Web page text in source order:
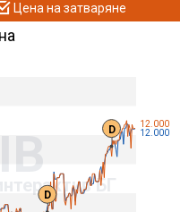
Цена на затваряне
БГ
12.000
12.000
D
D